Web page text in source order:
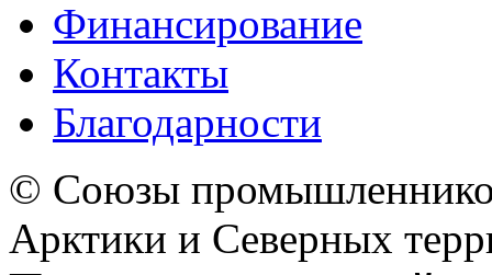
Финансирование
Контакты
Благодарности
© Союзы
Арктики и Северных